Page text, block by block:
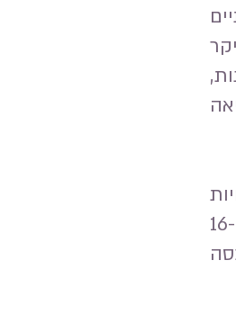
חשובות, כולל מלכים כמו זיגמונט השלישי ויאן קז'ימייז', אשר פקדו את המנזר במהלך המאות ה-16